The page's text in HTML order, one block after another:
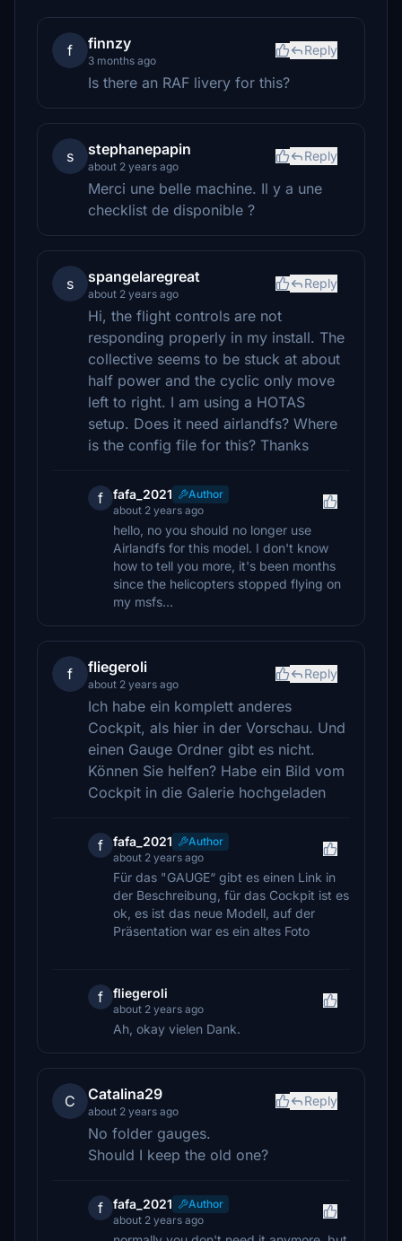
f finnzy
3 months ago
Reply
Is there an RAF livery for this?
s stephanepapin
about 2 years ago
Reply
Merci une belle machine. Il y a une
checklist de disponible ?
s spangelaregreat
about 2 years ago
Reply
Hi, the flight controls are not
responding properly in my install. The
collective seems to be stuck at about
half power and the cyclic only move
left to right. I am using a HOTAS
setup. Does it need airlandfs? Where
is the config file for this? Thanks
f fafa_2021
Author
about 2 years ago
hello, no you should no longer use
Airlandfs for this model. I don't know
how to tell you more, it's been months
since the helicopters stopped flying on
my msfs...
f fliegeroli
about 2 years ago
Reply
Ich habe ein komplett anderes
Cockpit, als hier in der Vorschau. Und
einen Gauge Ordner gibt es nicht.
Können Sie helfen? Habe ein Bild vom
Cockpit in die Galerie hochgeladen
f fafa_2021
Author
about 2 years ago
Für das "GAUGE“ gibt es einen Link in
der Beschreibung, für das Cockpit ist es
ok, es ist das neue Modell, auf der
Präsentation war es ein altes Foto
f fliegeroli
about 2 years ago
Ah, okay vielen Dank.
C Catalina29
about 2 years ago
Reply
No folder gauges.
Should I keep the old one?
f fafa_2021
Author
about 2 years ago